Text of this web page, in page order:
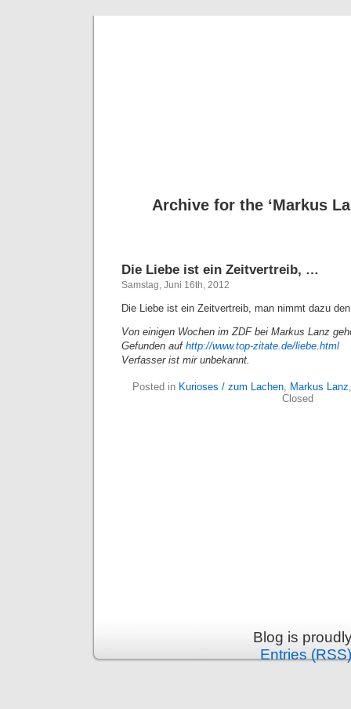
Archive for the ‘Markus
Die Liebe ist ein Zeitvertreib, …
Samstag, Juni 16th, 2012
Die Liebe ist ein Zeitvertreib, man nimmt dazu
Von einigen Wochen im ZDF bei Markus Lanz
Gefunden auf http://www.top-zitate.de/liebe.html
Verfasser ist mir unbekannt.
Posted in Kurioses / zum Lachen, Markus Lanz
Closed
Blog is
Entries (RSS)